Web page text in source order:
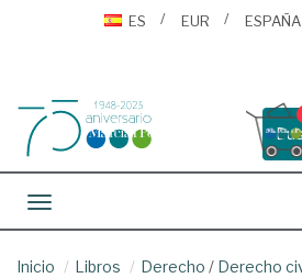
ES
EUR
Toggle navigation
Inicio Libros Derecho / Derecho